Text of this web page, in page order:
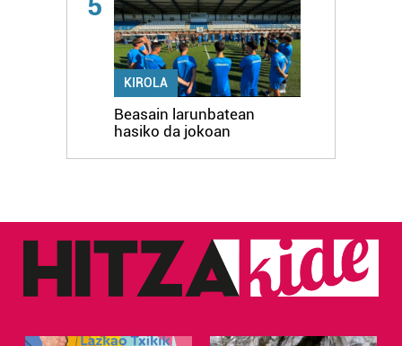
KIROLA
Beasain larunbatean
hasiko da jokoan